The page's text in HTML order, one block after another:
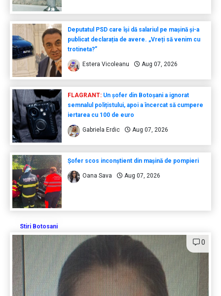
Deputatul PSD care își dă salariul pe mașină și-a
publicat declarația de avere. „Vreți să venim cu
trotineta?”
Estera Vicoleanu Aug 07, 2026
FLAGRANT: Un șofer din Botoșani a ignorat
semnalul polițistului, apoi a încercat să cumpere
iertarea cu 100 de euro
Gabriela Erdic Aug 07, 2026
Șofer scos inconștient din mașină de pompieri
Oana Sava Aug 07, 2026
Stiri Botosani
0